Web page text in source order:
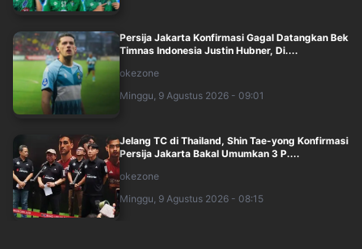
Persija Jakarta Konfirmasi Gagal Datangkan Bek
Timnas Indonesia Justin Hubner, Di....
okezone
Minggu, 9 Agustus 2026 - 09:01
Jelang TC di Thailand, Shin Tae-yong Konfirmasi
Persija Jakarta Bakal Umumkan 3 P....
okezone
Minggu, 9 Agustus 2026 - 08:15